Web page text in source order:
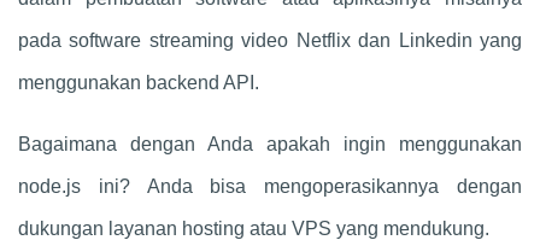
pada software streaming video Netflix dan Linkedin yang
menggunakan backend API.
Bagaimana dengan Anda apakah ingin menggunakan
node.js ini? Anda bisa mengoperasikannya dengan
dukungan layanan hosting atau VPS yang mendukung.